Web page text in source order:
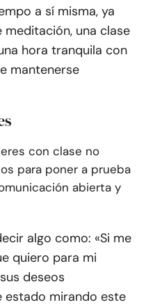
a sí misma, ya
meditación, una clase
hora tranquila con
mantenerse
con clase no
para poner a prueba
abierta y
algo como: «Si me
quiero para mi
deseos
estado mirando este